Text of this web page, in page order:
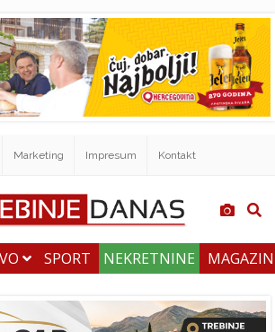
Marketing Impresum Kontakt
SPORT NEKRETNINE